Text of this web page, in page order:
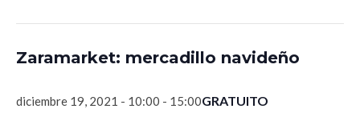
Zaramarket: mercadillo navideño
diciembre 19, 2021 - 10:00 - 15:00GRATUITO